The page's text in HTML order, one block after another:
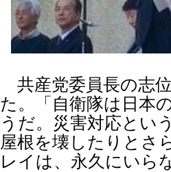
共産党委員長の志
た。「自衛隊は日本
うだ。災害対応とい
屋根を壊したりとさ
レイは、永久にいら